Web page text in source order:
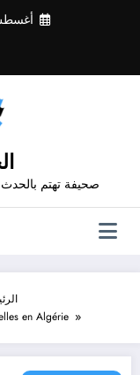
أغسطس
صحيفة تهتم بالحدث
en Algérie